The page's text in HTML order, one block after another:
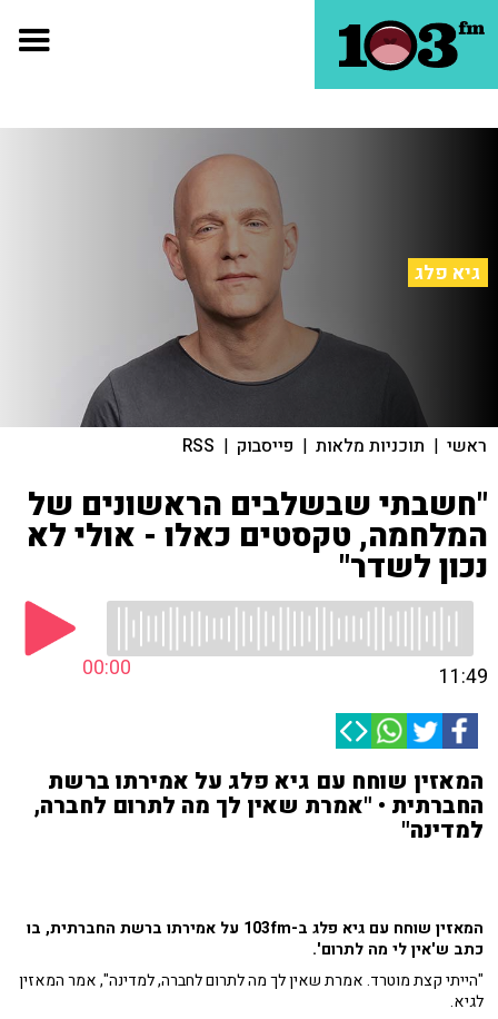
גיא פלג
ראשי | תוכניות מלאות | פייסבוק |
RSS
"חשבתי שבשלבים הראשונים של
המלחמה, טקסטים כאלו - אולי לא
נכון לשדר"
00:00 11:49
המאזין שוחח עם גיא פלג על אמירתו ברשת
החברתית • "אמרת שאין לך מה לתרום לחברה,
למדינה"
המאזין שוחח עם גיא פלג ב-103fm על אמירתו ברשת החברתית, בו
כתב ש'אין לי מה לתרום'.
"הייתי קצת מוטרד. אמרת שאין לך מה לתרום לחברה, למדינה", אמר המאזין
לגיא.